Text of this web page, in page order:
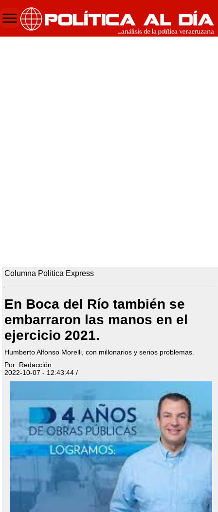
Columna Política Express
En Boca del Río también se
embarraron las manos en el
ejercicio 2021.
Humberto Alfonso Morelli, con millonarios y serios problemas.
Por: Redacción
2022-10-07 - 12:43:44 /